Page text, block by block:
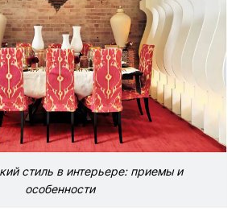
стиль в интерьере: приемы и
особенности